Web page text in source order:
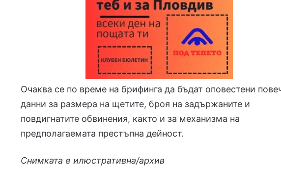
Очаква се по време на брифинга да бъдат оповестени
данни за размера на щетите, броя на задържаните и
повдигнатите обвинения, както и за механизма на
предполагаемата престъпна дейност.
Снимката е илюстративна/архив